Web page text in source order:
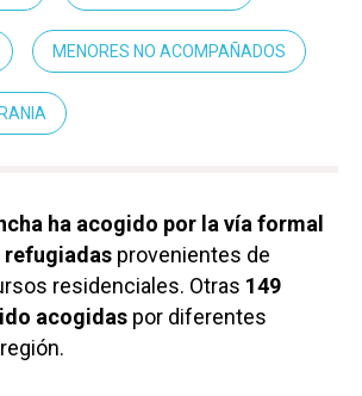
MENORES NO ACOMPAÑADOS
ha acogido por la vía formal
refugiadas provenientes de
residenciales. Otras 149
acogidas por diferentes